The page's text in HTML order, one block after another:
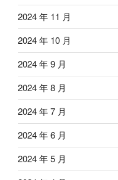
2024 年 11 月
2024 年 10 月
2024 年 9 月
2024 年 8 月
2024 年 7 月
2024 年 6 月
2024 年 5 月